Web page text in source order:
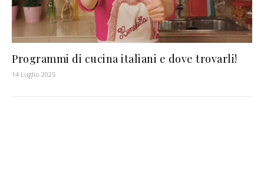
Programmi di cucina italiani e dove trovarli!
14 Luglio 2025